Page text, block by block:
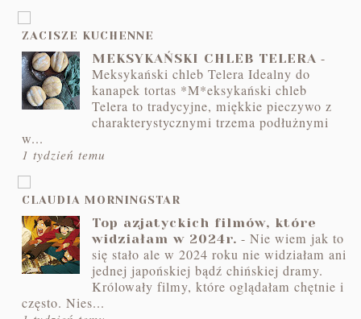
ZACISZE KUCHENNE
MEKSYKAŃSKI CHLEB TELERA -
Meksykański chleb Telera Idealny do
kanapek tortas *M*eksykański chleb
Telera to tradycyjne, miękkie pieczywo z
charakterystycznymi trzema podłużnymi
w...
1 tydzień temu
CLAUDIA MORNINGSTAR
Top azjatyckich filmów, które
widziałam w 2024r. -Nie wiem jak to
się stało ale w 2024 roku nie widziałam ani
jednej japońskiej bądź chińskiej dramy.
Królowały filmy, które oglądałam chętnie i
często. Nies...